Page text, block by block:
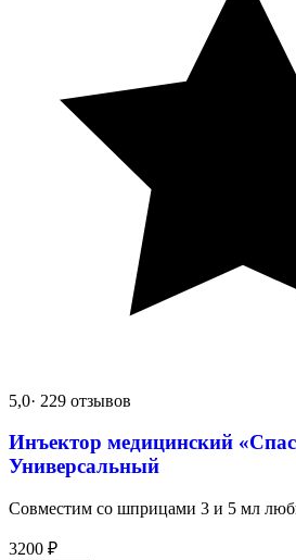
5,0· 229 отзывов
Инъектор медицинский
Универсальный
Совместим со шприцами 3 и 5 мл
3200 ₽